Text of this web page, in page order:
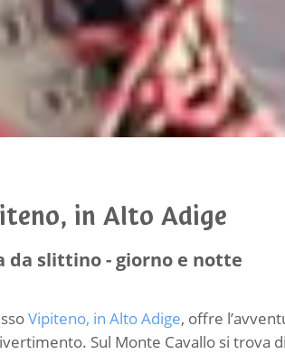
in Alto Adige
da slittino - giorno e notte
Vipiteno, in Alto Adige, offre
Sul Monte Cavallo si trova